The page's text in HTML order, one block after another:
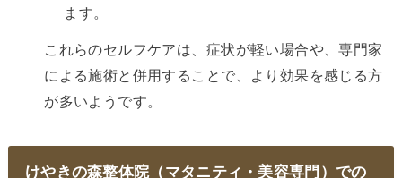
ます。
これらのセルフケアは、症状が軽い場合や、専門家
による施術と併用することで、より効果を感じる方
が多いようです。
けやきの森整体院（マタニティ・美容専門）での